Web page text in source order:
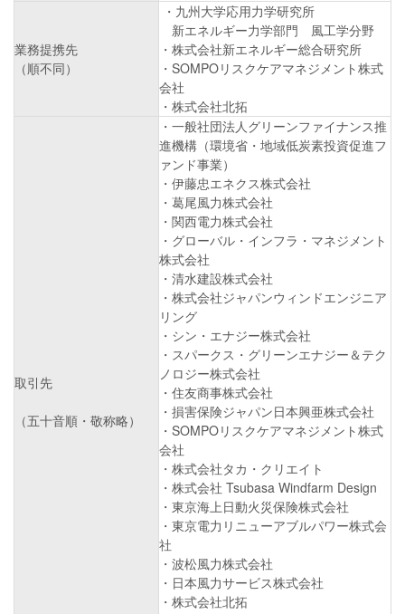
業務提携先
（順不同）
・九州大学応用力学研究所
新エネルギー力学部門 風工学分野
・株式会社新エネルギー総合研究所
・SOMPOリスクケアマネジメント株式
会社
・株式会社北拓
取引先
（五十音順・敬称略）
・一般社団法人グリーンファイナンス推
進機構（環境省・地域低炭素投資促進フ
ァンド事業）
・伊藤忠エネクス株式会社
・葛尾風力株式会社
・関西電力株式会社
・グローバル・インフラ・マネジメント
株式会社
・清水建設株式会社
・株式会社ジャパンウィンドエンジニア
リング
・シン・エナジー株式会社
・スパークス・グリーンエナジー＆テク
ノロジー株式会社
・住友商事株式会社
・損害保険ジャパン日本興亜株式会社
・SOMPOリスクケアマネジメント株式
会社
・株式会社タカ・クリエイト
・株式会社 Tsubasa Windfarm Design
・東京海上日動火災保険株式会社
・東京電力リニューアブルパワー株式会
社
・波松風力株式会社
・日本風力サービス株式会社
・株式会社北拓